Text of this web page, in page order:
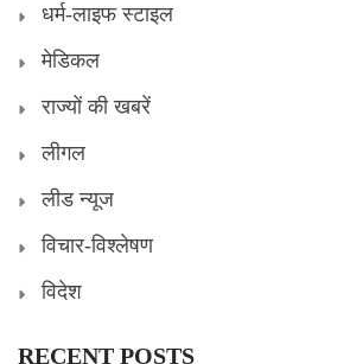
धर्म-लाइफ स्टाइल
मेडिकल
राज्यों की खबरें
लीगल
लीड न्यूज
विचार-विश्लेषण
विदेश
RECENT POSTS